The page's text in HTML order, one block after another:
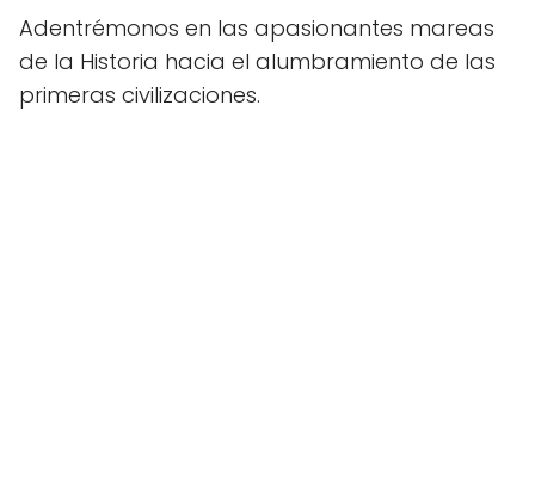
Adentrémonos en las apasionantes mareas
de la Historia hacia el alumbramiento de las
primeras civilizaciones.